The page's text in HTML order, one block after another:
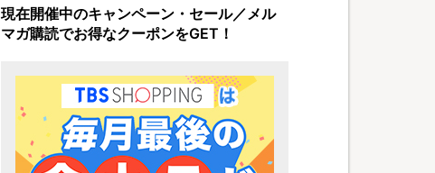
現在開催中のキャンペーン・セール／メル
マガ購読でお得なクーポンをGET！